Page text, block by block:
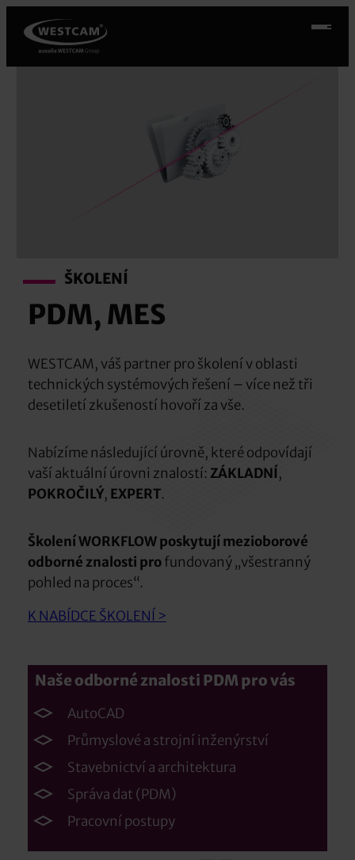
Přeskočit
obsah
ŠKOLENÍ
PDM, MES
WESTCAM, váš partner pro školení v oblasti
technických systémových řešení – více než tři
desetiletí zkušeností hovoří za vše.
Nabízíme následující úrovně, které odpovídají
vaší aktuální úrovni znalostí: ZÁKLADNÍ,
POKROČILÝ, EXPERT.
Školení WORKFLOW poskytujímezioborové
odborné znalosti profundovaný „všestranný
pohled na proces“.
K NABÍDCE ŠKOLENÍ >
Naše odborné znalosti PDM pro vás
AutoCAD
Průmyslové a strojní inženýrství
Stavebnictví a architektura
Správa dat (PDM)
Pracovní postupy